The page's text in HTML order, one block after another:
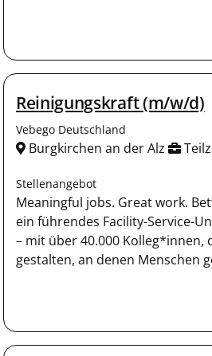
Reinigungskraft (m/w/d)
Vebego Deutschland
Burgkirchen an der Alz
Stellenangebot
Meaningful jobs. Great work.
ein führendes Facility-Service-
– mit über 40.000 Kolleg*innen,
gestalten, an denen Menschen